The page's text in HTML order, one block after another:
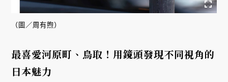
（圖／周有煦）
最喜愛河原町、鳥取！用鏡頭發現不同視角的
日本魅力